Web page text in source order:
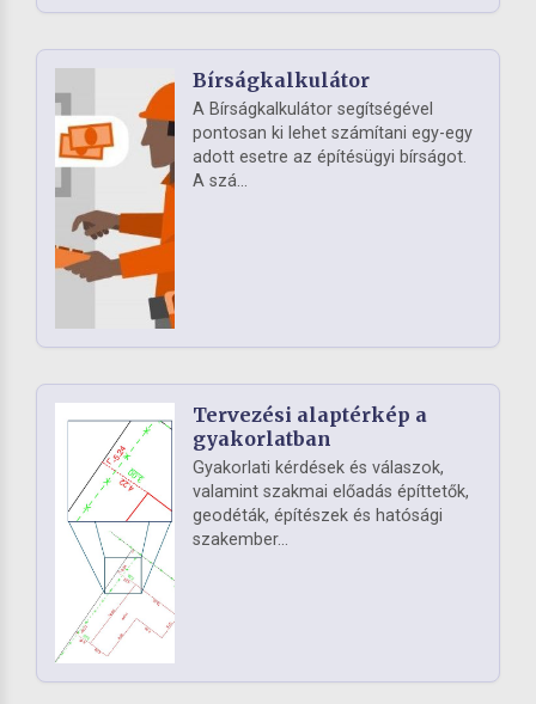
Bírságkalkulátor
A Bírságkalkulátor segítségével
pontosan ki lehet számítani egy-egy
adott esetre az építésügyi bírságot.
A szá...
Tervezési alaptérkép a
gyakorlatban
Gyakorlati kérdések és válaszok,
valamint szakmai előadás építtetők,
geodéták, építészek és hatósági
szakember...